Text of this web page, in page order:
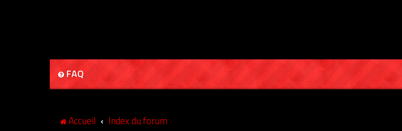
FAQ
Accueil Index du forum